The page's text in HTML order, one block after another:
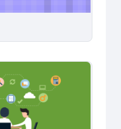
KÄJ2024- K.